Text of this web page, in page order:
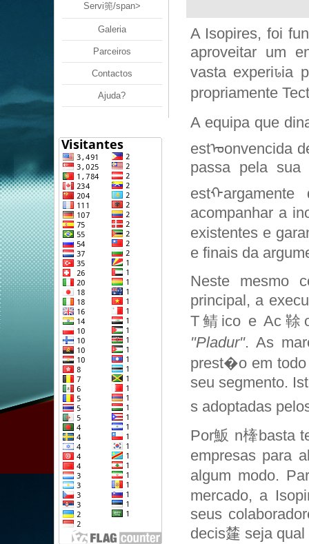
Servi篼/span>
Galeria
Parceiros
Contactos
Ajuda?
A Isopires, foi
aproveitar um
vasta experiꮣia
propriamente
A equipa que
estᠣonvencida
passa pela sua
acompanhar a
existentes e
e finais da
Neste mesmo
principal, a
T鲭ico e Ac䩣
"Pladur". As
prest�o em
seu segmento.
s adoptadas
Por魬 n㯠basta
empresas para
algum modo.
mercado, a
seus
decis㯬 seja